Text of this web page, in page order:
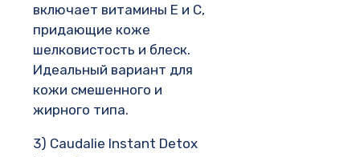
включает витамины Е и С,
придающие коже
шелковистость и блеск.
Идеальный вариант для
кожи смешенного и
жирного типа.
3) Caudalie Instant Detox